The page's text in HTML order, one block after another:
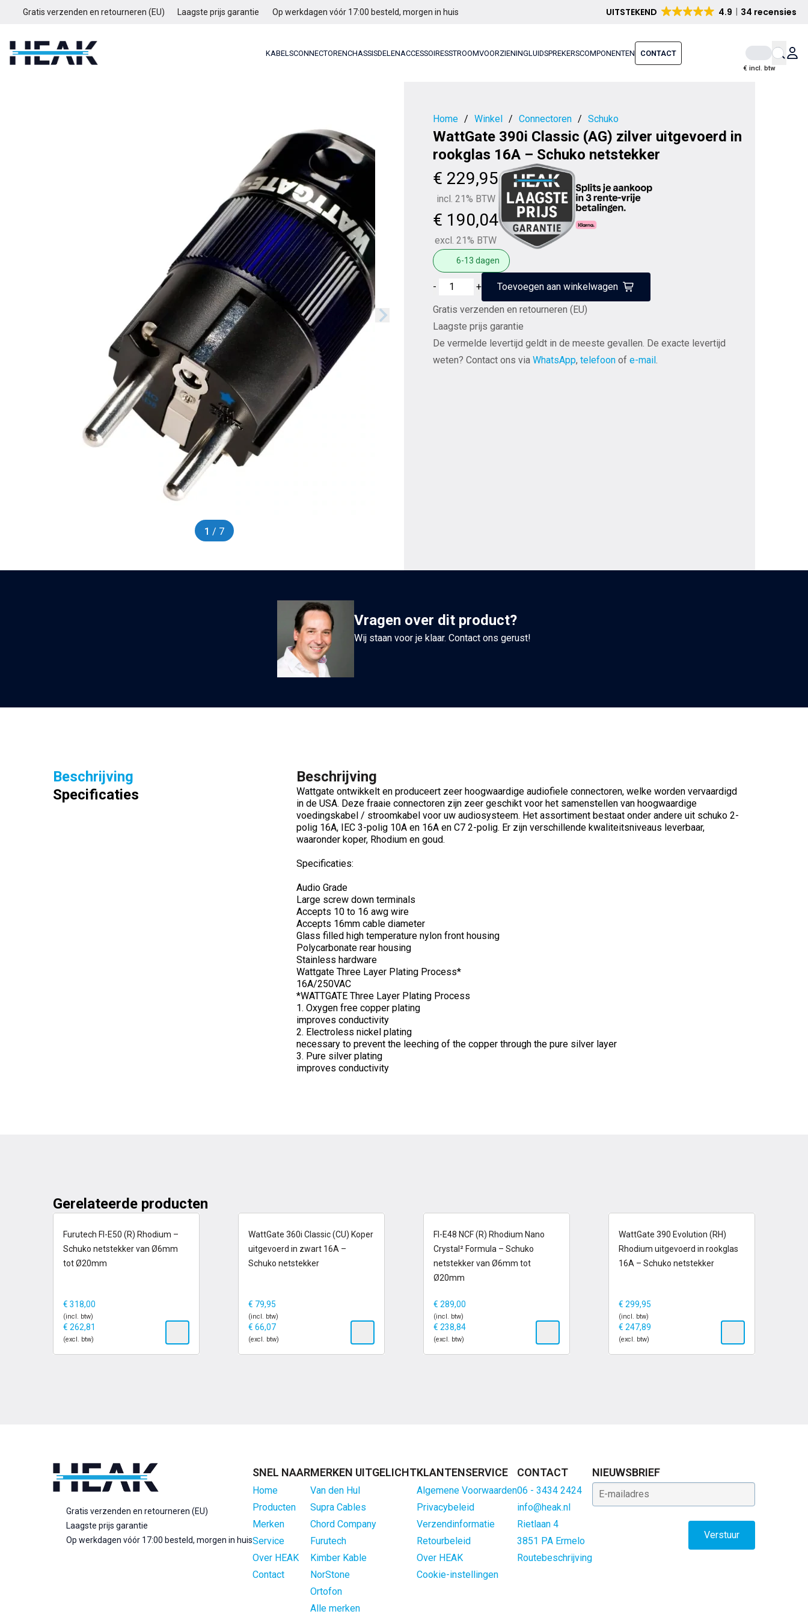
Gratis verzenden en retourneren (EU) Laagste prijs garantie Op werkdagen vóór 17:00 besteld, morgen in huis UITSTEKEND 4.9 34 recensies
KABELSCONNECTORENCHASSISDELENACCESSOIRESSTROOMVOORZIENINGLUIDSPREKERSCOMPONENTEN CONTACT
€ incl. btw
1 / 7
Home / Winkel / Connectoren / Schuko
WattGate 390i Classic (AG) zilver uitgevoerd in
rookglas 16A – Schuko netstekker
€ 229,95
incl. 21% BTW
€ 190,04
excl. 21% BTW
6-13 dagen
WattGate
390i
Classic
(AG)
- +
Toevoegen aan winkelwagen
Gratis verzenden en retourneren (EU)
Laagste prijs garantie
De vermelde levertijd geldt in de meeste gevallen. De exacte levertijd
weten? Contact ons via WhatsApp, telefoon of e-mail.
Vragen over dit product?
Wij staan voor je klaar. Contact ons gerust!
Beschrijving
Specificaties
Beschrijving
Wattgate ontwikkelt en produceert zeer hoogwaardige audiofiele connectoren, welke worden vervaardigd
in de USA. Deze fraaie connectoren zijn zeer geschikt voor het samenstellen van hoogwaardige
voedingskabel / stroomkabel voor uw audiosysteem. Het assortiment bestaat onder andere uit schuko 2-
polig 16A, IEC 3-polig 10A en 16A en C7 2-polig. Er zijn verschillende kwaliteitsniveaus leverbaar,
waaronder koper, Rhodium en goud.
Specificaties:
Audio Grade
Large screw down terminals
Accepts 10 to 16 awg wire
Accepts 16mm cable diameter
Glass filled high temperature nylon front housing
Polycarbonate rear housing
Stainless hardware
Wattgate Three Layer Plating Process*
16A/250VAC
*WATTGATE Three Layer Plating Process
1. Oxygen free copper plating
improves conductivity
2. Electroless nickel plating
necessary to prevent the leeching of the copper through the pure silver layer
3. Pure silver plating
improves conductivity
Gerelateerde producten
op voorraad
Furutech FI-E50 (R) Rhodium –
Schuko netstekker van Ø6mm
tot Ø20mm
€ 318,00
(incl. btw)
€ 262,81
(excl. btw)
op voorraad
WattGate 360i Classic (CU) Koper
uitgevoerd in zwart 16A –
Schuko netstekker
€ 79,95
(incl. btw)
€ 66,07
(excl. btw)
op voorraad
FI-E48 NCF (R) Rhodium Nano
Crystal² Formula – Schuko
netstekker van Ø6mm tot
Ø20mm
€ 289,00
(incl. btw)
€ 238,84
(excl. btw)
6-13 dagen
WattGate 390 Evolution (RH)
Rhodium uitgevoerd in rookglas
16A – Schuko netstekker
€ 299,95
(incl. btw)
€ 247,89
(excl. btw)
Gratis verzenden en retourneren (EU)
Laagste prijs garantie
Op werkdagen vóór 17:00 besteld, morgen in huis
SNEL NAAR
Home
Producten
Merken
Service
Over HEAK
Contact
MERKEN UITGELICHT
Van den Hul
Supra Cables
Chord Company
Furutech
Kimber Kable
NorStone
Ortofon
Alle merken
KLANTENSERVICE
Algemene Voorwaarden
Privacybeleid
Verzendinformatie
Retourbeleid
Over HEAK
Cookie-instellingen
CONTACT
06 - 3434 2424
info@heak.nl
Rietlaan 4
3851 PA Ermelo
Routebeschrijving
NIEUWSBRIEF
E-mailadres